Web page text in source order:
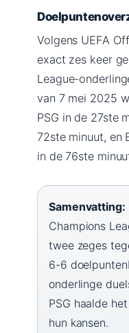
Volgens UEFA
exact zes keer
League-
van 7 mei 2025
PSG in de 27ste
72ste minuut, en
in de 76ste
Samenvatting:
Champions
twee zeges
6-6
onderlinge
PSG haalde
hun kansen.